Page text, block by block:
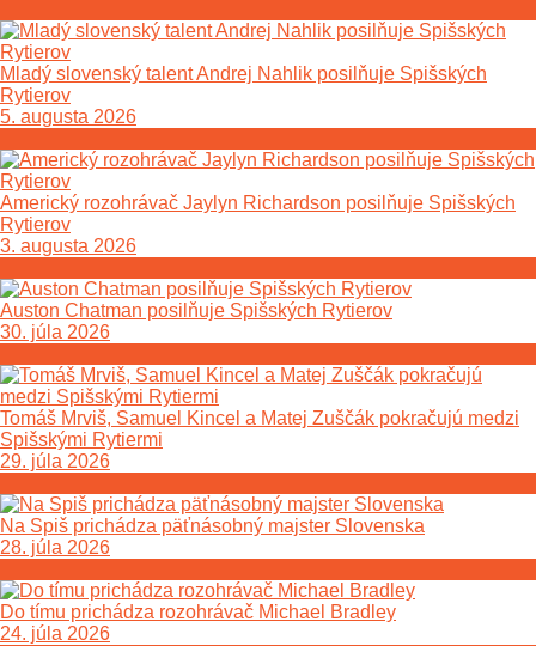
Mladý slovenský talent Andrej Nahlik posilňuje Spišských
Rytierov
5. augusta 2026
Americký rozohrávač Jaylyn Richardson posilňuje Spišských
Rytierov
3. augusta 2026
Auston Chatman posilňuje Spišských Rytierov
30. júla 2026
Tomáš Mrviš, Samuel Kincel a Matej Zuščák pokračujú medzi
Spišskými Rytiermi
29. júla 2026
Na Spiš prichádza päťnásobný majster Slovenska
28. júla 2026
Do tímu prichádza rozohrávač Michael Bradley
24. júla 2026